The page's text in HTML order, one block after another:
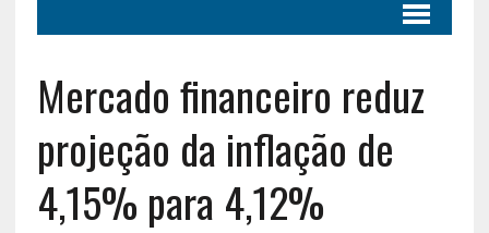
Mercado financeiro reduz
projeção da inflação de
4,15% para 4,12%